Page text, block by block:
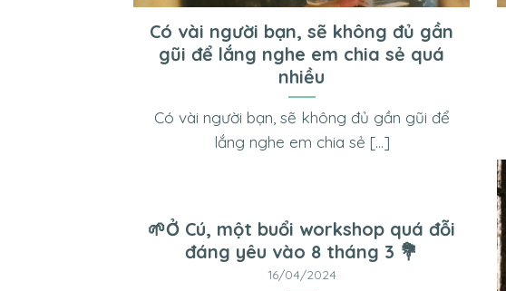
Có vài người bạn, sẽ không đủ gần
gũi để lắng nghe em chia sẻ quá
nhiều
Có vài người bạn, sẽ không đủ gần gũi để
lắng nghe em chia sẻ [...]
🌱Ở Cú, một buổi workshop quá đỗi
đáng yêu vào 8 tháng 3 💐
16/04/2024